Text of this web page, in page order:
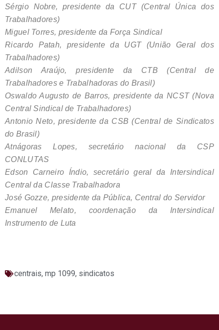
Sérgio Nobre, presidente da CUT (Central Única dos
Trabalhadores)
Miguel Torres, presidente da Força Sindical
Ricardo Patah, presidente da UGT (União Geral dos
Trabalhadores)
Adilson Araújo, presidente da CTB (Central de
Trabalhadores e Trabalhadoras do Brasil)
Oswaldo Augusto de Barros, presidente da NCST (Nova
Central Sindical de Trabalhadores)
Antonio Neto, presidente da CSB (Central de Sindicatos
do Brasil)
Atnágoras Lopes, secretário nacional da CSP
CONLUTAS
Edson Carneiro Índio, secretário geral da Intersindical
Central da Classe Trabalhadora
José Gozze, presidente da Pública, Central do Servidor
Emanuel Melato, coordenação da Intersindical
Instrumento de Luta
centrais, mp 1099, sindicatos